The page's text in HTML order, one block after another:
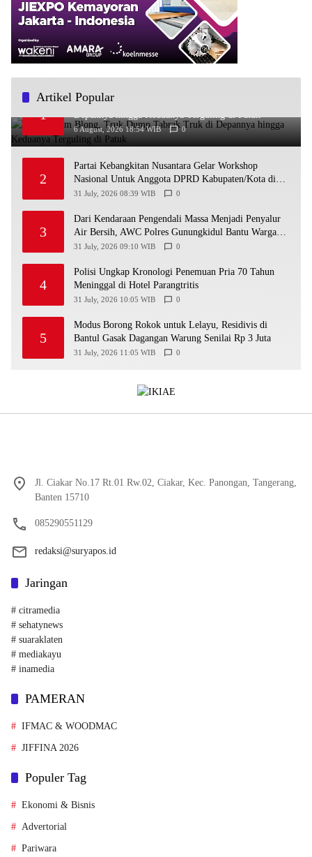
Artikel Popular
1
Diduga Rem Blong, Truk Dump Tabrak Truk di
6 August, 2026 18:54 WIB 0
2
Partai Kebangkitan Nusantara Gelar Workshop
Nasional Untuk Anggota DPRD Kabupaten/Kota di
Yogyakarta
31 July, 2026 08:39 WIB 0
3
Dari Kendaraan Pengendali Massa Menjadi Penyalur
Air Bersih, AWC Polres Gunungkidul Bantu Warga
Kekeringan
31 July, 2026 09:10 WIB 0
4
Polisi Ungkap Kronologi Penemuan Pria 70 Tahun
Meninggal di Hotel Parangtritis
31 July, 2026 10:05 WIB 0
5
Modus Borong Rokok untuk Lelayu, Residivis di
Bantul Gasak Dagangan Warung Senilai Rp 3 Juta
31 July, 2026 11:05 WIB 0
Jl. Ciakar No.17 Rt.01 Rw.02, Ciakar, Kec. Panongan, Tangerang,
Banten 15710
085290551129
redaksi@suryapos.id
Jaringan
# citramedia
# sehatynews
# suaraklaten
# mediakayu
# inamedia
PAMERAN
IFMAC & WOODMAC
JIFFINA 2026
Populer Tag
Ekonomi & Bisnis
Advertorial
Pariwara